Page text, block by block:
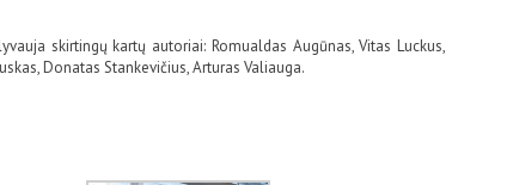
skirtingų kartų autoriai: Romualdas Augūnas, Vitas Luckus,
Donatas Stankevičius, Arturas Valiauga.